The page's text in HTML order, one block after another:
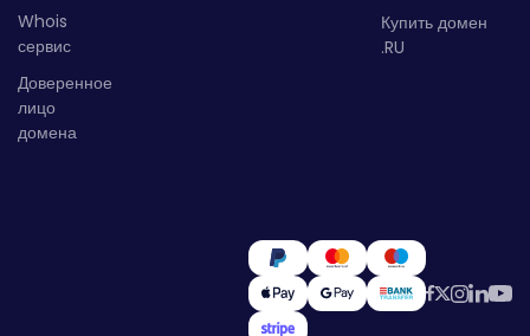
Whois
сервис
Доверенное
лицо
домена
Купить домен
.RU